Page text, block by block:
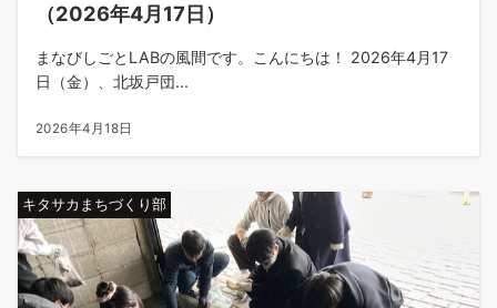
（2026年4月17日）
まなびしごとLABの風間です。こんにちは！ 2026年4月17
日（金）、北坂戸団...
2026年4月18日
キタサカまちづくり部